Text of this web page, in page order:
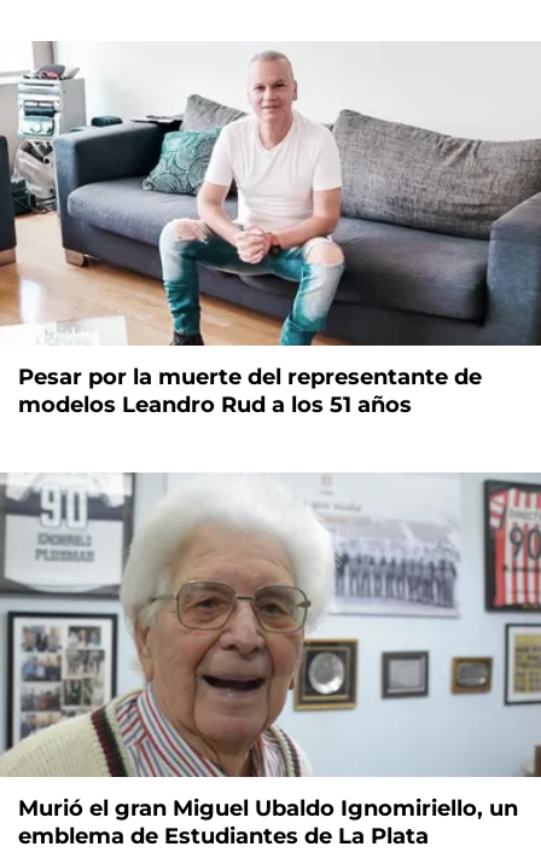
Pesar por la muerte del representante de
modelos Leandro Rud a los 51 años
Murió el gran Miguel Ubaldo Ignomiriello, un
emblema de Estudiantes de La Plata